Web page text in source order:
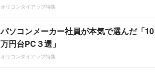
オリコンタイアップ特集
パソコンメーカー社員が本気で選んだ「10
万円台PC３選」
オリコンタイアップ特集